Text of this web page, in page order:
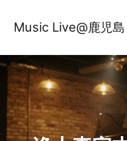
ス
キ
プ
Music Live@鹿児島